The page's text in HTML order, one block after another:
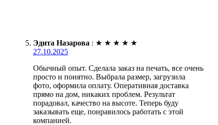
Эдита Назарова : ★ ★ ★ ★ ★
27.10.2025
Обычный опыт. Сделала заказ на печать, все очень
просто и понятно. Выбрала размер, загрузила
фото, оформила оплату. Оперативная доставка
прямо на дом, никаких проблем. Результат
порадовал, качество на высоте. Теперь буду
заказывать еще, понравилось работать с этой
компанией.